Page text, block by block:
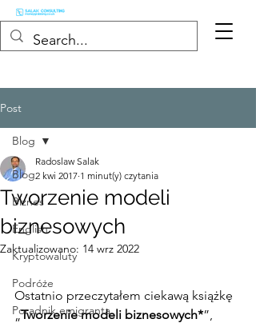
Post
Blog
Biznes
English
Kryptowaluty
Podróże
Poradnik emigranta
Blog
Tworzenie modeli
biznesowych
Radoslaw Salak
2 kwi 2017 1 minut(y) czytania
Zaktualizowano: 14 wrz 2022
Ostatnio przeczytałem ciekawą książkę
„Tworzenie modeli biznesowych*”,